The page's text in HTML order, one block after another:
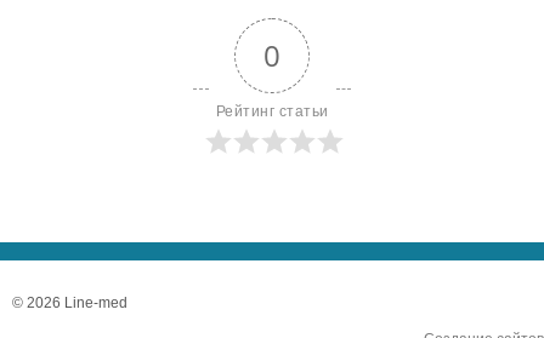
0
Рейтинг статьи
© 2026 Line-med